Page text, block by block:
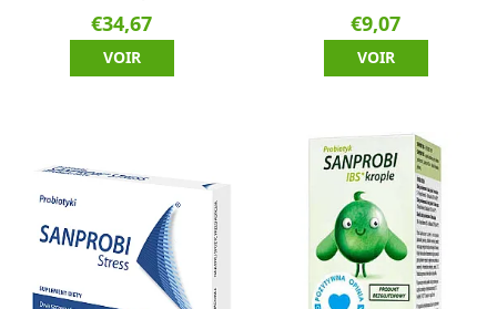
€34,67
VOIR
€9,07
VOIR